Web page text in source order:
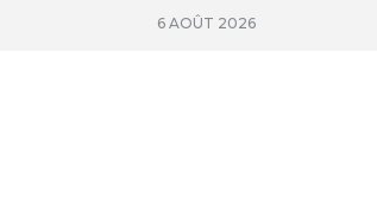
santé Neymar au cœur d’un
6 AOÛT 2026